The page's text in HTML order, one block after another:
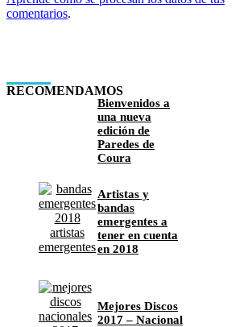
comentarios.
RECOMENDAMOS
Bienvenidos a
una nueva
edición de
Paredes de
Coura
Artistas y
bandas
emergentes a
tener en cuenta
en 2018
Mejores Discos
2017 – Nacional